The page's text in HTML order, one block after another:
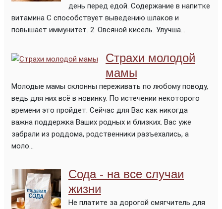
день перед едой. Содержание в напитке
витамина С способствует выведению шлаков и
повышает иммунитет. 2. Овсяной кисель. Улучша...
Страхи молодой
мамы
Молодые мамы склонны переживать по любому поводу,
ведь для них всё в новинку. По истечении некоторого
времени это пройдет. Сейчас для Вас как никогда
важна поддержка Ваших родных и близких. Вас уже
забрали из роддома, родственники разъехались, а
моло...
Сода - на все случаи
жизни
Не платите за дорогой смягчитель для